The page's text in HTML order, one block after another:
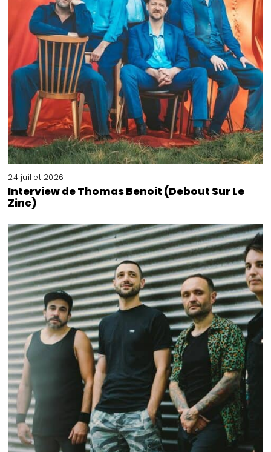
24 juillet 2026
Interview de Thomas Benoit (Debout Sur Le
Zinc)